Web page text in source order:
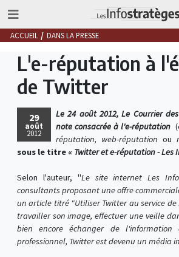
ACCUEIL DANS LA PRESSE
L'e-réputation à
de Twitter
29
août
2012
Le 24 août 2012, Le Courrier
note consacrée à l'e-réputation
réputation, web-réputation ou
sous le titre « Twitter et e-réputation - Les
Selon l'auteur, "Le site internet Les
consultants proposant une offre
un article titré "Utiliser Twitter au service
travailler son image, effectuer une veille
bien encore échanger de
professionnel, Twitter est devenu un média